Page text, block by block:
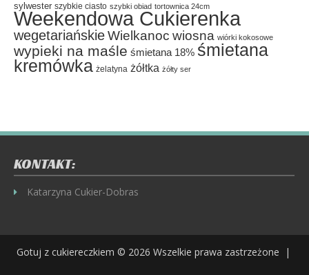
sylwester szybkie ciasto szybki obiad tortownica 24cm
Weekendowa Cukierenka
wegetariańskieWielkanoc wiosna wiórki kokosowe
wypieki na maśle śmietana 18% śmietana
kremówka żelatyna żółtka żółty ser
KONTAKT:
Katarzyna Cukier-Dobras
Gotuj z cukiereczkiem © 2026 Wszelkie prawa zastrzeżone |